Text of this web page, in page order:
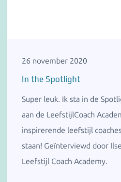
In the Spotlight
26 november 2020
Super leuk. Ik sta in de
aan de LeefstijlCoach
inspirerende leefstijl
staan! Geïnterviewd door
Leefstijl Coach Academy.